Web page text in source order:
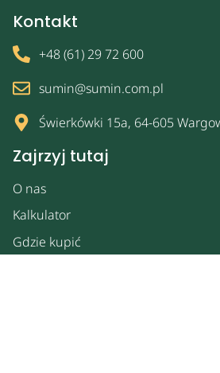
Zajrzyj tutaj
O nas
Kalkulator
Gdzie kupić
Kontakt
+48 (61) 29 72 600
sumin@sumin.com.pl
Świerkówki 15a, 64-605